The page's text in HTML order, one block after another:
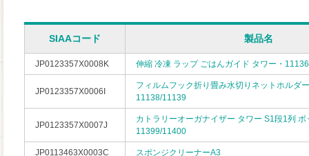
SIAAコード 製品名
JP0123357X0008K 伸縮 冷凍 ラップ ごはんガイド タワー・
JP0123357X0006I
フィルムフック折り畳み水切りネットホルダ
11138/11139
JP0123357X0007J
カトラリーオーガナイザー タワー S1段1列
11399/11400
JP0113463X0003C スポンジクリーナーA3